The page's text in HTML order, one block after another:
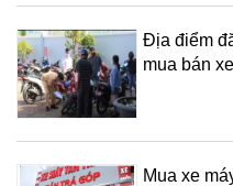
Địa điểm
mua bán
Mua xe